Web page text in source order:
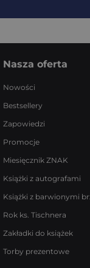
Nasza oferta
Nowości
Bestsellery
Zapowiedzi
Promocje
Miesięcznik ZNAK
Książki z autografami
Książki z barwionymi
Rok ks. Tischnera
Zakładki do książek
Torby prezentowe